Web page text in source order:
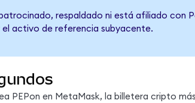
respaldado ni está afiliado con
activo de referencia subyacente.
PEPon en MetaMask, la billetera cripto